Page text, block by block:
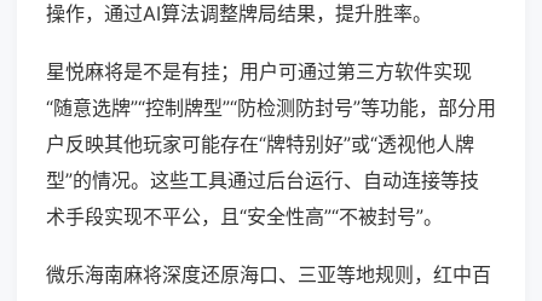
操作，通过AI算法调整牌局结果，提升胜率。
星悦麻将是不是有挂；用户可通过第三方软件实现
“随意选牌”“控制牌型”“防检测防封号”等功能，部分用
户反映其他玩家可能存在“牌特别好”或“透视他人牌
型”的情况。这些工具通过后台运行、自动连接等技
术手段实现不平公，且“安全性高”“不被封号”。
微乐海南麻将深度还原海口、三亚等地规则，红中百